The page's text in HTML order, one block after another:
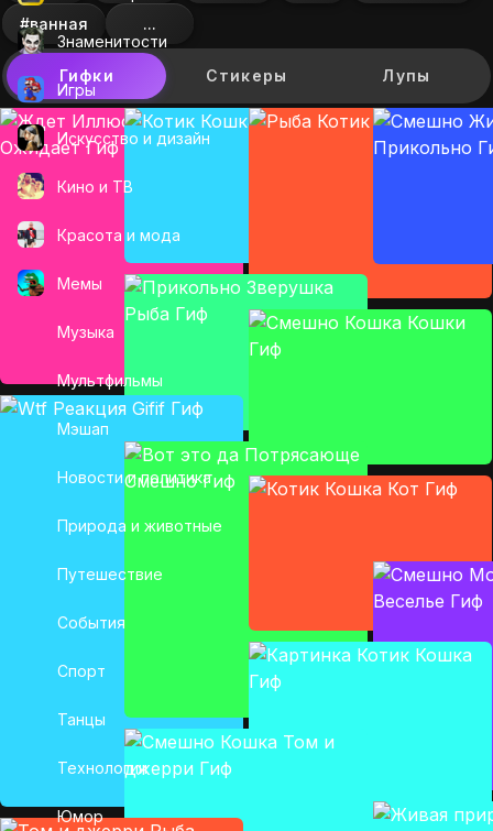
Знаменитости
Игры
Искусcтво и дизайн
Кино и ТВ
Красота и мода
Мемы
Музыка
Мультфильмы
Мэшап
Новости и политика
Природа и животные
Путешествие
События
Спорт
Танцы
Технологии
Юмор
#ванная ...
Гифки Стикеры Лупы